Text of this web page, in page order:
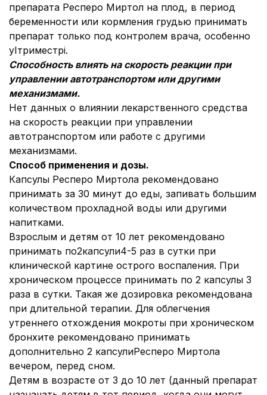
препарата Респеро Миртол на плод, в период
беременности или кормления грудью принимать
препарат только под контролем врача, особенно
уІтриместрі.
Способность влиять на скорость реакции при
управлении автотранспортом или другими
механизмами.
Нет данных о влиянии лекарственного средства
на скорость реакции при управлении
автотранспортом или работе с другими
механизмами.
Способ применения и дозы.
Капсулы Респеро Миртола рекомендовано
принимать за 30 минут до еды, запивать большим
количеством прохладной воды или другими
напитками.
Взрослым и детям от 10 лет рекомендовано
принимать по2капсули4-5 раз в сутки при
клинической картине острого воспаления. При
хроническом процессе принимать по 2 капсулы 3
раза в сутки. Такая же дозировка рекомендована
при длительной терапии. Для облегчения
утреннего отхождения мокроты при хроническом
бронхите рекомендовано принимать
дополнительно 2 капсулиРесперо Миртола
вечером, перед сном.
Детям в возрасте от 3 до 10 лет (данный препарат